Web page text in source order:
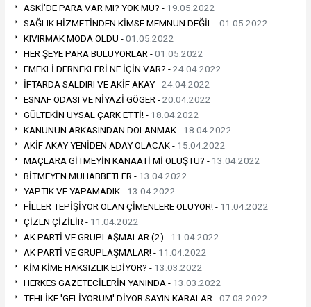
ASKİ'DE PARA VAR MI? YOK MU? - 19.05.2022
SAĞLIK HİZMETİNDEN KİMSE MEMNUN DEĞİL -01.05.2022
KIVIRMAK MODA OLDU -01.05.2022
HER ŞEYE PARA BULUYORLAR -01.05.2022
EMEKLİ DERNEKLERİ NE İÇİN VAR? -24.04.2022
İFTARDA SALDIRI VE AKİF AKAY -24.04.2022
ESNAF ODASI VE NİYAZİ GÖGER -20.04.2022
GÜLTEKİN UYSAL ÇARK ETTİ! - 18.04.2022
KANUNUN ARKASINDAN DOLANMAK - 18.04.2022
AKİF AKAY YENİDEN ADAY OLACAK - 15.04.2022
MAÇLARA GİTMEYİN KANAATİ Mİ OLUŞTU? - 13.04.2022
BİTMEYEN MUHABBETLER - 13.04.2022
YAPTIK VE YAPAMADIK - 13.04.2022
FİLLER TEPİŞİYOR OLAN ÇİMENLERE OLUYOR! - 11.04.2022
ÇİZEN ÇİZİLİR - 11.04.2022
AK PARTİ VE GRUPLAŞMALAR (2) - 11.04.2022
AK PARTİ VE GRUPLAŞMALAR! - 11.04.2022
KİM KİME HAKSIZLIK EDİYOR? - 13.03.2022
HERKES GAZETECİLERİN YANINDA - 13.03.2022
TEHLİKE 'GELİYORUM' DİYOR SAYIN KARALAR -07.03.2022